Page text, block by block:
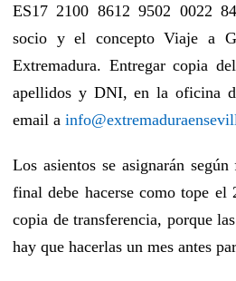
ES17 2100 8612 9502 0022
socio y el concepto Viaje a
Extremadura. Entregar copia
apellidos y DNI, en la oficina
email a
Los asientos se asignarán
final debe hacerse como tope el
copia de transferencia, porque
hay que hacerlas un mes antes